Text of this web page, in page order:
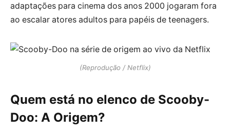
adaptações para cinema dos anos 2000 jogaram fora
ao escalar atores adultos para papéis de teenagers.
(Reprodução / Netflix)
Quem está no elenco de Scooby-
Doo: A Origem?